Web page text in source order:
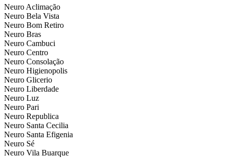
Neuro Aclimação
Neuro Bela Vista
Neuro Bom Retiro
Neuro Bras
Neuro Cambuci
Neuro Centro
Neuro Consolação
Neuro Higienopolis
Neuro Glicerio
Neuro Liberdade
Neuro Luz
Neuro Pari
Neuro Republica
Neuro Santa Cecilia
Neuro Santa Efigenia
Neuro Sé
Neuro Vila Buarque